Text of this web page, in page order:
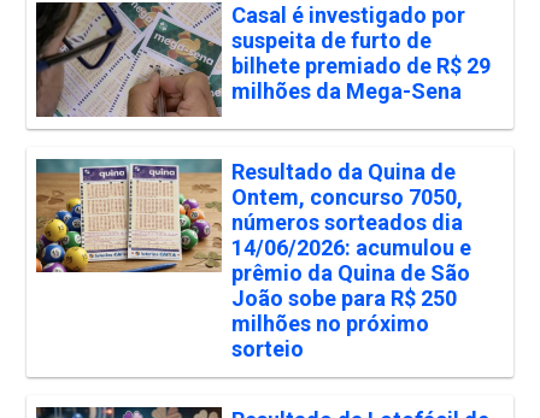
Casal é investigado por
suspeita de furto de
bilhete premiado de R$ 29
milhões da Mega-Sena
Resultado da Quina de
Ontem, concurso 7050,
números sorteados dia
14/06/2026: acumulou e
prêmio da Quina de São
João sobe para R$ 250
milhões no próximo
sorteio